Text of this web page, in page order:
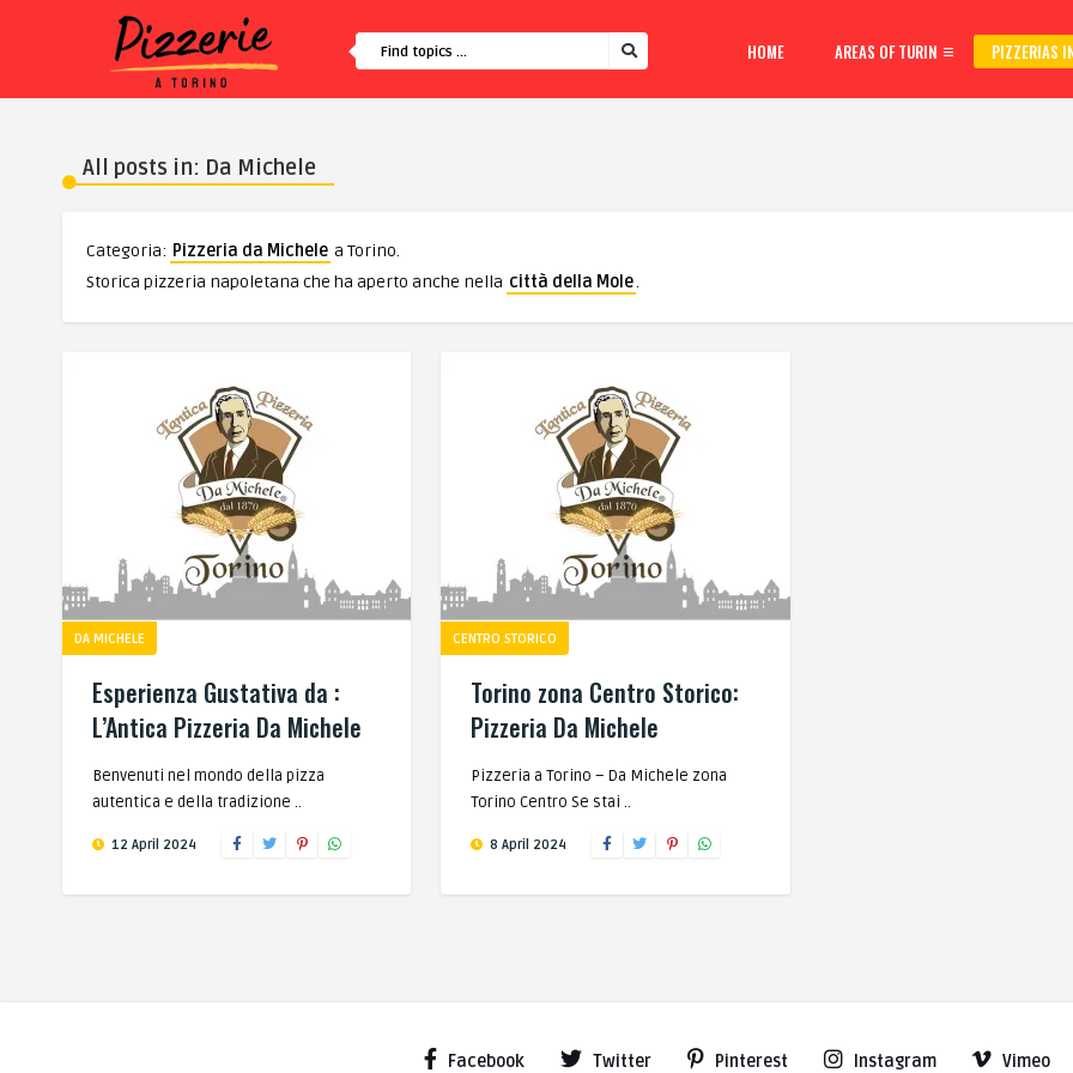
HOME AREAS OF TURIN PIZZERIAS
All posts in: Da Michele
Categoria: Pizzeria da Michele a Torino.
Storica pizzeria napoletana che ha aperto anche nella città della Mole.
DA MICHELE
Esperienza Gustativa da :
L’Antica Pizzeria Da Michele
Benvenuti nel mondo della pizza
autentica e della tradizione ..
12 April 2024
CENTRO STORICO
Torino zona Centro Storico:
Pizzeria Da Michele
Pizzeria a Torino – Da Michele zona
Torino Centro Se stai ..
8 April 2024
Facebook Twitter Pinterest Instagram Vimeo